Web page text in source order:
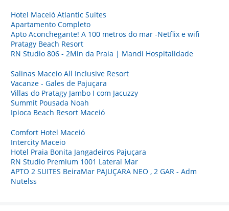
Hotel Maceió Atlantic Suites
Apartamento Completo
Apto Aconchegante! A 100 metros do mar -Netflix e wifi
Pratagy Beach Resort
RN Studio 806 - 2Min da Praia | Mandi Hospitalidade
Salinas Maceio All Inclusive Resort
Vacanze - Gales de Pajuçara
Villas do Pratagy Jambo I com Jacuzzy
Summit Pousada Noah
Ipioca Beach Resort Maceió
Comfort Hotel Maceió
Intercity Maceio
Hotel Praia Bonita Jangadeiros Pajuçara
RN Studio Premium 1001 Lateral Mar
APTO 2 SUITES BeiraMar PAJUÇARA NEO , 2 GAR - Adm
Nutelss